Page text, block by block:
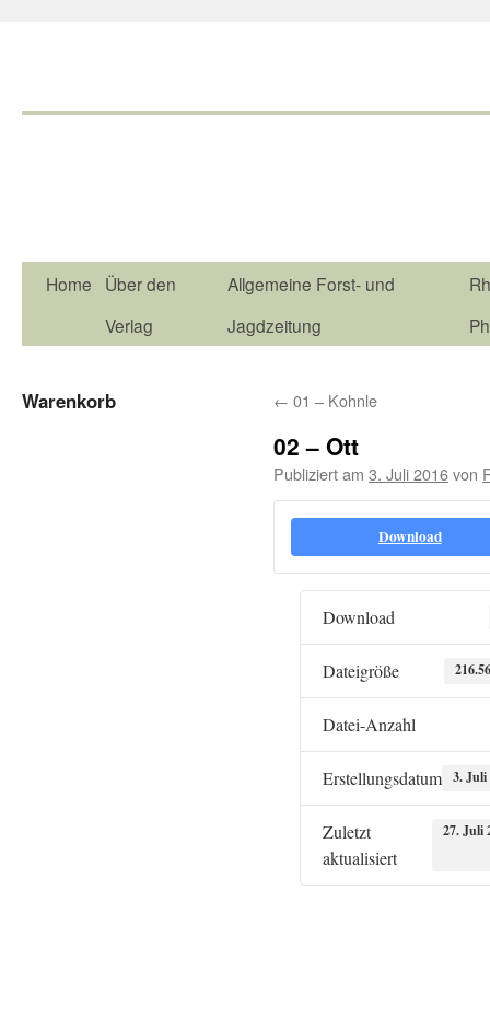
Home
Über den
Verlag
Allgemeine Forst- und
Jagdzeitung
← 01 – Kohnle
02 – Ott
Publiziert am 3. Juli 2016von
Download
Download
Dateigröße
Datei-Anzahl
Erstellungsdatum 3. Juli
Zuletzt
aktualisiert
27. Juli
Warenkorb